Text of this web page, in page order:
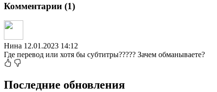
Комментарии (1)
Нина 12.01.2023 14:12
Где перевод или хотя бы субтитры????? Зачем обманываете?
Последние обновления